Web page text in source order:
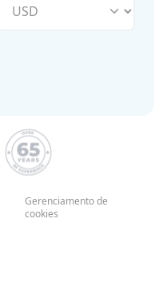
Gerenciamento de
cookies